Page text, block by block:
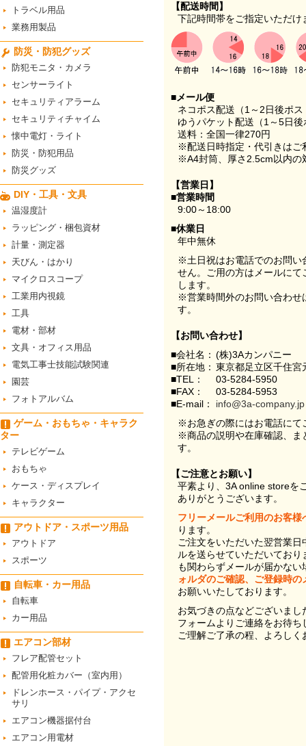
トラベル用品
業務用製品
防災・防犯グッズ
防犯モニタ・カメラ
センサーライト
セキュリティアラーム
セキュリティチャイム
懐中電灯・ライト
防災・防犯用品
防災グッズ
DIY・工具・文具
温湿度計
ラッピング・梱包資材
計量・測定器
天びん・はかり
マイクロスコープ
工業用内視鏡
工具
電材・部材
文具・オフィス用品
電気工事士技能試験関連
園芸
フォトアルバム
ゲーム・おもちゃ・キャラク
ター
テレビゲーム
おもちゃ
ケース・ディスプレイ
キャラクター
アウトドア・スポーツ用品
アウトドア
スポーツ
自転車・カー用品
自転車
カー用品
エアコン部材
フレア配管セット
配管用化粧カバー（室内用）
ドレンホース・パイプ・アクセ
サリ
エアコン機器据付台
エアコン用電材
【配送時間】
下記時間帯をご指定いただけ
■メール便
ネコポス配送（1～2日後ポ
ゆうパケット配送（1～5日
送料：全国一律270円
※配送日時指定・代引きはご
※A4封筒、厚さ2.5cm以内の
【営業日】
■営業時間
9:00～18:00
■休業日
年中無休
※土日祝はお電話でのお問い
せん。ご用の方はメールに
します。
※営業時間外のお問い合わせ
す。
【お問い合わせ】
■会社名： (株)3Aカンパニー
■所在地： 東京都足立区千住
■TEL：
03-5284-5950
■FAX：
03-5284-5953
■E-mail：
info@3a-company.jp
※お急ぎの際にはお電話にて
※商品の説明や在庫確認、ま
す。
【ご注意とお願い】
平素より、3A online storeを
ありがとうございます。
フリーメールご利用のお客様
ります。
ご注文をいただいた翌営業
ルを送らせていただいてお
も関わらずメールが届かない
ォルダのご確認、ご登録時
お願いいたしております。
お気づきの点などございま
フォームよりご連絡をお待ち
ご理解ご了承の程、よろし